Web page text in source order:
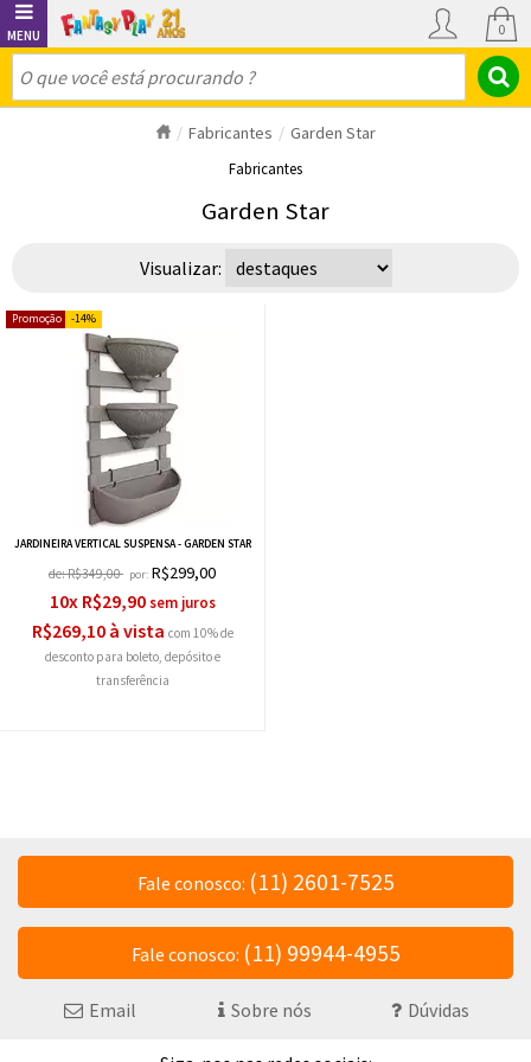
0
Fabricantes Garden Star
Fabricantes
Garden Star
Visualizar:
JARDINEIRA VERTICAL SUSPENSA - GARDEN STAR
de:R$349,00 por: R$299,00
10x R$29,90
R$269,10 à vista com 10% de
desconto
14%
Fale conosco: (11) 2601-7525
Fale conosco: (11) 99944-4955
Email Sobre nós Dúvidas